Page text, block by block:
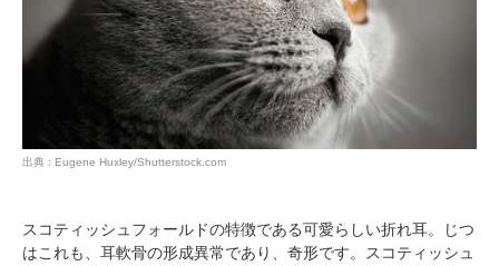
出典 : Eugene Huxley/Shutterstock.com
スコティッシュフォールドの特徴である可愛らしい折れ耳。じつ
はこれも、耳軟骨の形成異常であり、奇形です。スコティッシュ